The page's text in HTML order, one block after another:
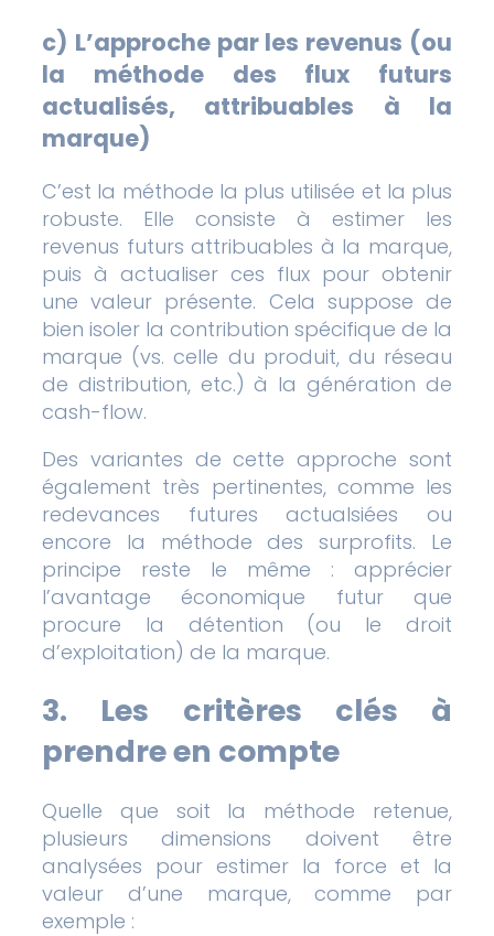
c) L’approche par les revenus (ou
la méthode des flux futurs
actualisés, attribuables à la
marque)
C’est la méthode la plus utilisée et la plus
robuste. Elle consiste à estimer les
revenus futurs attribuables à la marque,
puis à actualiser ces flux pour obtenir
une valeur présente. Cela suppose de
bien isoler la contribution spécifique de la
marque (vs. celle du produit, du réseau
de distribution, etc.) à la génération de
cash-flow.
Des variantes de cette approche sont
également très pertinentes, comme les
redevances futures actualsiées ou
encore la méthode des surprofits. Le
principe reste le même : apprécier
l’avantage économique futur que
procure la détention (ou le droit
d’exploitation) de la marque.
3. Les critères clés à
prendre en compte
Quelle que soit la méthode retenue,
plusieurs dimensions doivent être
analysées pour estimer la force et la
valeur d’une marque, comme par
exemple :